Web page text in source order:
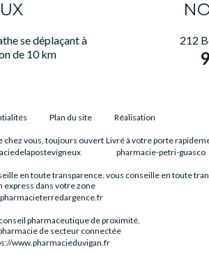
se déplaçant à
de 10 km
212
Plan du site Réalisation
chez vous, toujours ouvert
en toute transparence.
Livré à votre porte
pharmacie-petri-guasco
vous conseille en toute
express dans votre zone
pharmaceutique de proximité.
de secteur connectée
www.pharmacieduvigan.fr